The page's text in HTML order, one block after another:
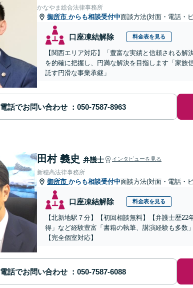
かなやま総合法律事務所
御所市 からも相談受付中面談方法(対面・電話・
口座凍結解除 料金表を見る
【関西エリア対応】「豊富な実績と信頼される
を的確に把握し、円満な解決を目指します「家族
託す円滑な事業承継」
電話でお問い合わせ
田村 義史 弁護士 インタビューを見る
新穂高法律事務所
御所市 からも相談受付中面談方法(対面・電話・
口座凍結解除 料金表を見る
【北新地駅７分】【初回相談無料】【弁護士歴
得」など経験豊富「書籍の執筆、講演経験も多数
【完全個室対応】
電話でお問い合わせ